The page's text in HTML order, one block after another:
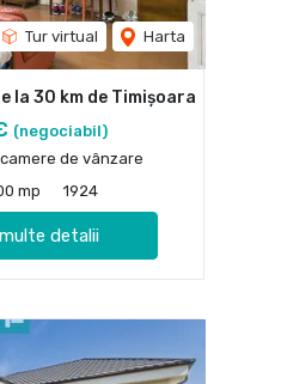
Tur virtual Harta
la 30 km de Timișoara
(negociabil)
de vânzare
mp 1924
detalii